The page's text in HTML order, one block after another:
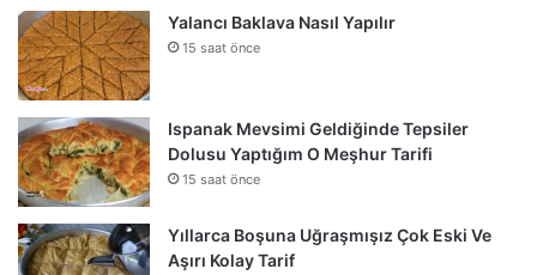
Yalancı Baklava Nasıl Yapılır
15 saat önce
Ispanak Mevsimi Geldiğinde Tepsiler
Dolusu Yaptığım O Meşhur Tarifi
15 saat önce
Yıllarca Boşuna Uğraşmışız Çok Eski Ve
Aşırı Kolay Tarif